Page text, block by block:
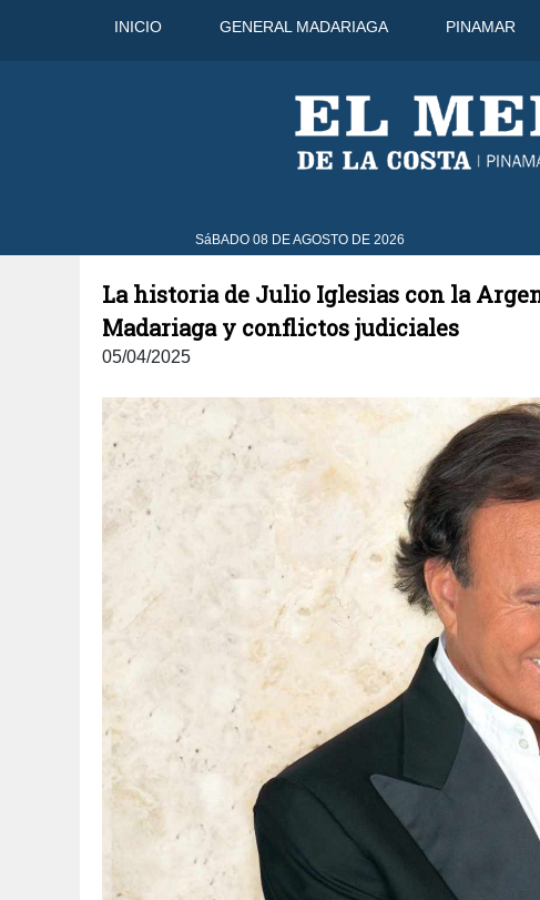
INICIO GENERAL MADARIAGA PINAMAR
SáBADO 08 DE AGOSTO DE 2026
10 Ago 30°C
La historia de Julio Iglesias con la
Madariaga y conflictos judiciales
05/04/2025